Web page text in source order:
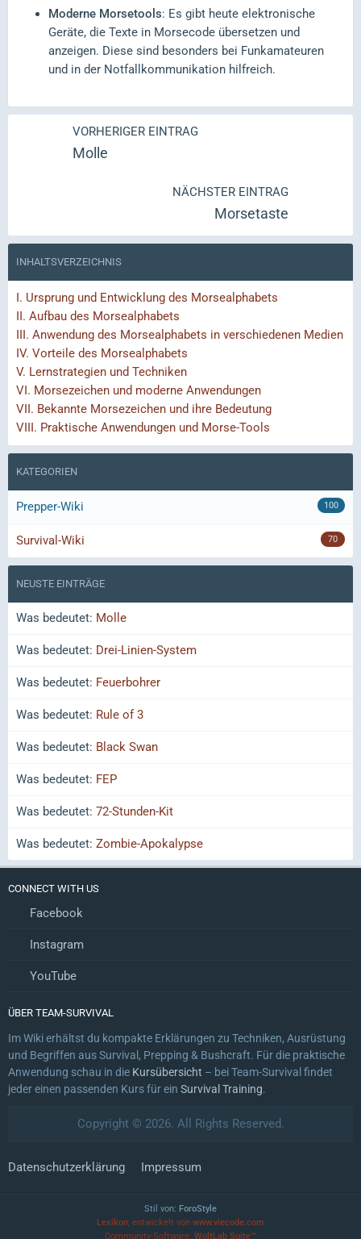
Moderne Morsetools: Es gibt heute elektronische
Geräte, die Texte in Morsecode übersetzen und
anzeigen. Diese sind besonders bei Funkamateuren
und in der Notfallkommunikation hilfreich.
VORHERIGER EINTRAG
Molle
NÄCHSTER EINTRAG
Morsetaste
INHALTSVERZEICHNIS
I. Ursprung und Entwicklung des Morsealphabets
II. Aufbau des Morsealphabets
III. Anwendung des Morsealphabets in verschiedenen Medien
IV. Vorteile des Morsealphabets
V. Lernstrategien und Techniken
VI. Morsezeichen und moderne Anwendungen
VII. Bekannte Morsezeichen und ihre Bedeutung
VIII. Praktische Anwendungen und Morse-Tools
KATEGORIEN
Prepper-Wiki 100
Survival-Wiki 70
NEUSTE EINTRÄGE
Was bedeutet: Molle
Was bedeutet: Drei-Linien-System
Was bedeutet: Feuerbohrer
Was bedeutet: Rule of 3
Was bedeutet: Black Swan
Was bedeutet: FEP
Was bedeutet: 72-Stunden-Kit
Was bedeutet: Zombie-Apokalypse
CONNECT WITH US
Facebook
Instagram
YouTube
ÜBER TEAM-SURVIVAL
Im Wiki erhältst du kompakte Erklärungen zu Techniken, Ausrüstung
und Begriffen aus Survival, Prepping & Bushcraft. Für die praktische
Anwendung schau in die Kursübersicht – bei Team-Survival findet
jeder einen passenden Kurs für ein Survival Training.
Copyright © 2026. All Rights Reserved.
Datenschutzerklärung Impressum
Stil von: ForoStyle
Lexikon, entwickelt von www.viecode.com
Community-Software: WoltLab Suite™